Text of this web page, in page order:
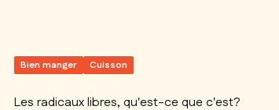
Bien manger Cuisson
Les radicaux libres, qu'est-ce que c'est?